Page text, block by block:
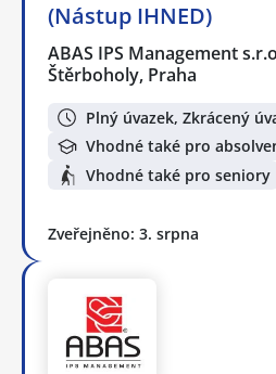
(Nástup IHNED)
ABAS IPS Management
Štěrboholy, Praha
Plný úvazek, Zkrácený
Vhodné také pro
Vhodné také pro seniory
Zveřejněno: 3. srpna